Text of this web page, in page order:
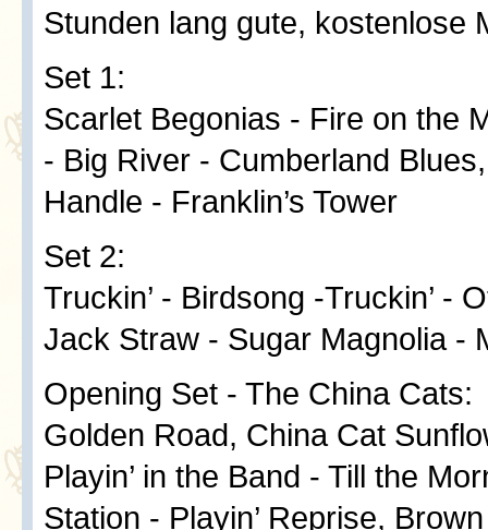
Stunden lang gute, kostenlose
Set 1:
Scarlet Begonias - Fire on the
- Big River - Cumberland
Handle - Franklin’s Tower
Set 2:
Truckin’ - Birdsong -Truckin’ -
Jack Straw - Sugar Magnolia -
Opening Set - The China Cats:
Golden Road, China Cat
Playin’ in the Band - Till the
Station - Playin’ Reprise,